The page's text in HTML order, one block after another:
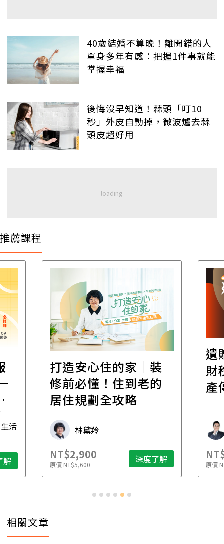
40歲結婚不算晚！離開錯的人
單身多年有感：把握1件事就能
掌握幸福
後悔沒早知道！蒜頭「叮10
秒」外皮自動掉，微波爐去蒜
頭皮超好用
推薦課程
活
解
打造安心住的家｜裝
修前必懂！住到老的
居住規劃全攻略
林黛羚
NT$2,900
原價NT$5,600 深度了解
遺
財
產
原價
相關文章